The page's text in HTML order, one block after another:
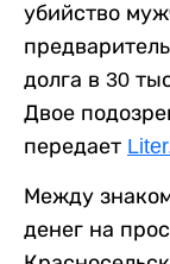
убийство
долга в 30
Двое
передает
Между
денег на